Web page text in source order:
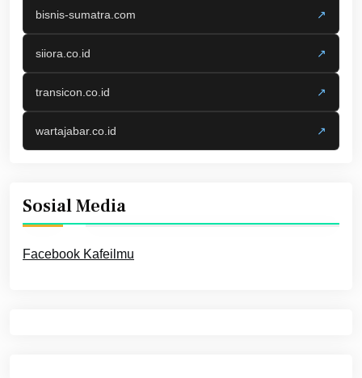
bisnis-sumatra.com ↗
siiora.co.id ↗
transicon.co.id ↗
wartajabar.co.id ↗
Sosial Media
Facebook Kafeilmu